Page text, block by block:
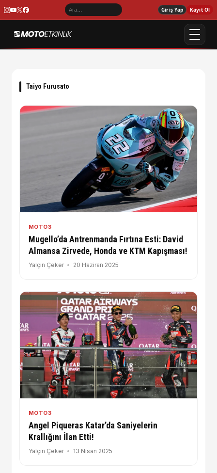
Giriş Yap Kayıt Ol
Taiyo Furusato
MOTO3
Mugello’da Antrenmanda Fırtına Esti: David
Almansa Zirvede, Honda ve KTM Kapışması!
Yalçın Çeker 20 Haziran 2025
MOTO3
Angel Piqueras Katar’da Saniyelerin
Krallığını İlan Etti!
Yalçın Çeker 13 Nisan 2025